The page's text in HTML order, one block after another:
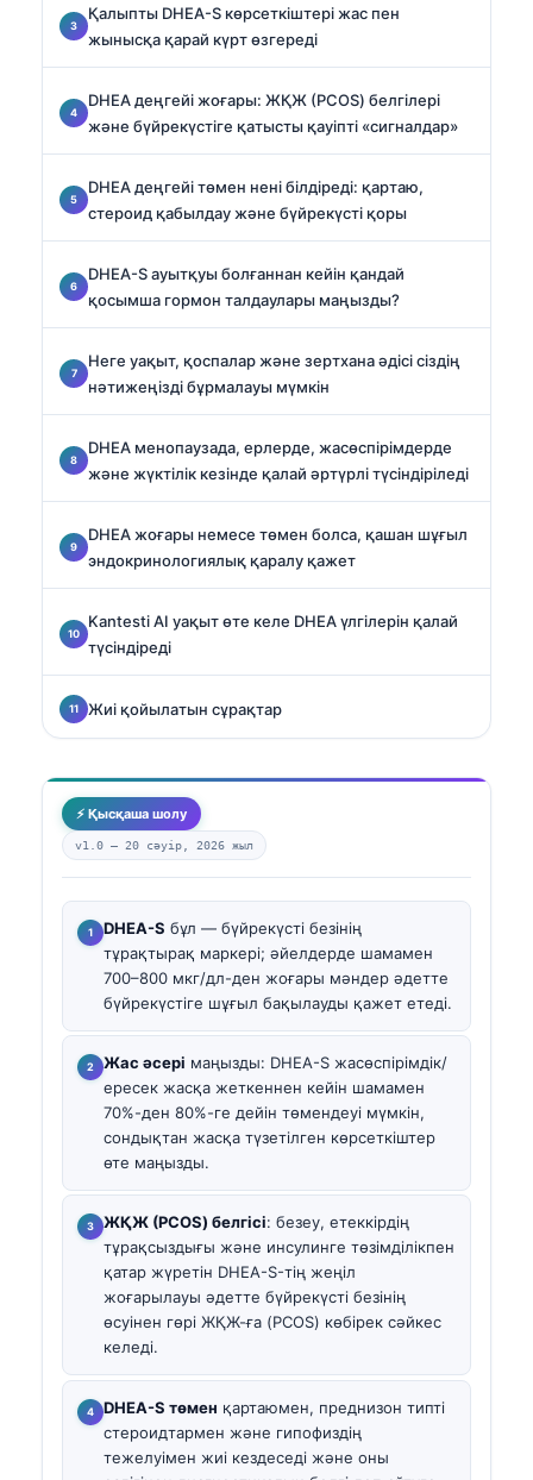
Қалыпты DHEA-S көрсеткіштері жас пен
жынысқа қарай күрт өзгереді
DHEA деңгейі жоғары: ЖҚЖ (PCOS) белгілері
және бүйрекүстіге қатысты қауіпті «сигналдар»
DHEA деңгейі төмен нені білдіреді: қартаю,
стероид қабылдау және бүйрекүсті қоры
DHEA-S ауытқуы болғаннан кейін қандай
қосымша гормон талдаулары маңызды?
Неге уақыт, қоспалар және зертхана әдісі сіздің
нәтижеңізді бұрмалауы мүмкін
DHEA менопаузада, ерлерде, жасөспірімдерде
және жүктілік кезінде қалай әртүрлі түсіндіріледі
DHEA жоғары немесе төмен болса, қашан шұғыл
эндокринологиялық қаралу қажет
Kantesti AI уақыт өте келе DHEA үлгілерін қалай
түсіндіреді
Жиі қойылатын сұрақтар
⚡ Қысқаша шолу
v1.0 — 20 сәуір, 2026 жыл
DHEA-S бұл — бүйрекүсті безінің
тұрақтырақ маркері; әйелдерде шамамен
700–800 мкг/дл-ден жоғары мәндер әдетте
бүйрекүстіге шұғыл бақылауды қажет етеді.
Жас әсері маңызды: DHEA-S жасөспірімдік/
ересек жасқа жеткеннен кейін шамамен
70%-ден 80%-ге дейін төмендеуі мүмкін,
сондықтан жасқа түзетілген көрсеткіштер
өте маңызды.
ЖҚЖ (PCOS) белгісі: безеу, етеккірдің
тұрақсыздығы және инсулинге төзімділікпен
қатар жүретін DHEA-S-тің жеңіл
жоғарылауы әдетте бүйрекүсті безінің
өсуінен гөрі ЖҚЖ-ға (PCOS) көбірек сәйкес
келеді.
DHEA-S төмен қартаюмен, преднизон типті
стероидтармен және гипофиздің
тежелуімен жиі кездеседі және оны